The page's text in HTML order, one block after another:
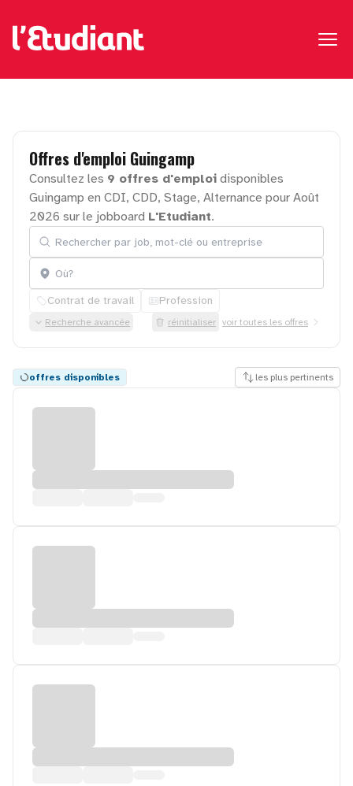
Offres d'emploi Guingamp
Consultez les 9 offres d'emploi disponibles
Guingamp en CDI, CDD, Stage, Alternance pour Août
2026 sur le jobboard L'Etudiant.
Rechercher par job, mot-clé ou entreprise
Localisation
Contrat de travail Profession
Recherche avancée réinitialiser voir toutes les offres
offres disponibles les plus pertinents